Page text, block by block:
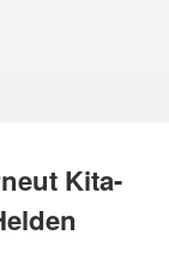
Kita-